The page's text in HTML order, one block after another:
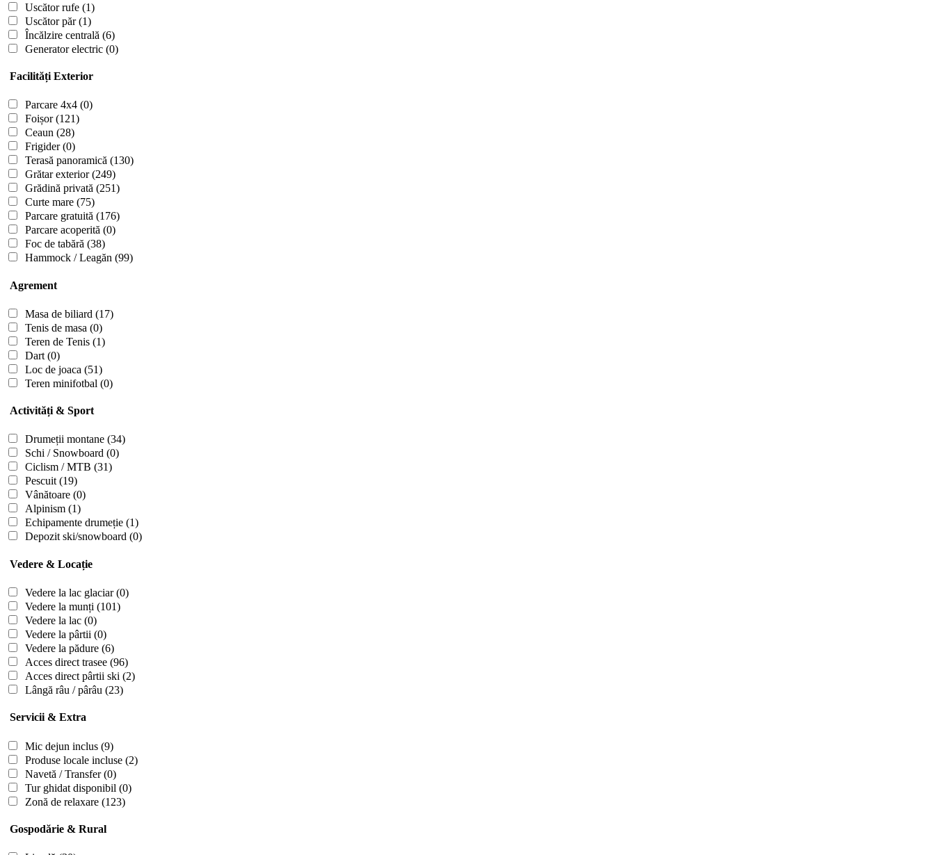
Uscător rufe (1)
Uscător păr(1)
Încălzire centrală (6)
Generator electric (0)
Facilități Exterior
Parcare 4x4 (0)
Foișor(121)
Ceaun (28)
Frigider(0)
Terasă panoramică (130)
Grătar exterior(249)
Grădină privată (251)
Curte mare (75)
Parcare gratuită (176)
Parcare acoperită (0)
Foc de tabără (38)
Hammock / Leagăn (99)
Agrement
Masa de biliard (17)
Tenis de masa (0)
Teren de Tenis (1)
Dart (0)
Loc de joaca (51)
Teren minifotbal (0)
Activități & Sport
Drumeții montane (34)
Schi / Snowboard (0)
Ciclism / MTB (31)
Pescuit(19)
Vânătoare (0)
Alpinism (1)
Echipamente drumeție (1)
Depozit ski/snowboard (0)
Vedere & Locație
Vedere la lac glaciar(0)
Vedere la munți (101)
Vedere la lac (0)
Vedere la pârtii (0)
Vedere la pădure (6)
Acces direct trasee (96)
Acces direct pârtii ski (2)
Lângă râu / pârâu (23)
Servicii & Extra
Mic dejun inclus (9)
Produse locale incluse (2)
Navetă / Transfer(0)
Tur ghidat disponibil (0)
Zonă de relaxare (123)
Gospodărie & Rural